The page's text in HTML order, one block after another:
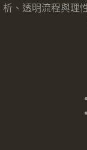
析、透明流程與理